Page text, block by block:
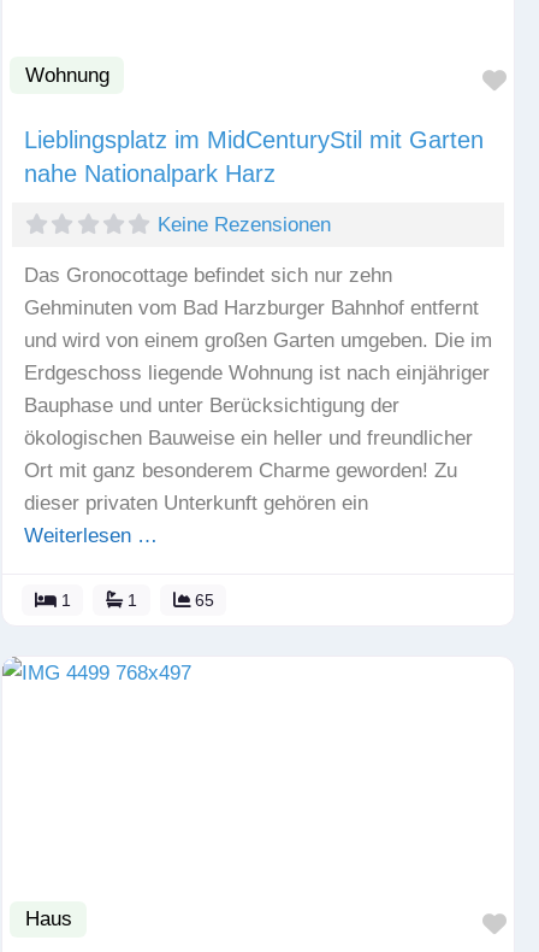
Wohnung
Lieblingsplatz im MidCenturyStil mit Garten
nahe Nationalpark Harz
Keine Rezensionen
Das Gronocottage befindet sich nur zehn
Gehminuten vom Bad Harzburger Bahnhof entfernt
und wird von einem großen Garten umgeben. Die im
Erdgeschoss liegende Wohnung ist nach einjähriger
Bauphase und unter Berücksichtigung der
ökologischen Bauweise ein heller und freundlicher
Ort mit ganz besonderem Charme geworden! Zu
dieser privaten Unterkunft gehören ein
Weiterlesen …
1 1 65
Haus